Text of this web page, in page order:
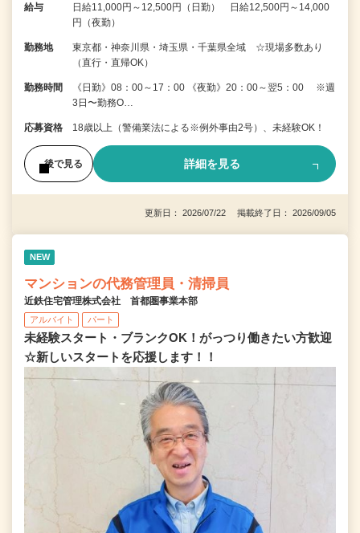
給与
日給11,000円～12,500円（日勤） 日給12,500円～14,000
円（夜勤）
勤務地
東京都・神奈川県・埼玉県・千葉県全域 ☆現場多数あり
（直行・直帰OK）
勤務時間
《日勤》08：00～17：00 《夜勤》20：00～翌5：00 ※週
3日〜勤務O…
応募資格 18歳以上（警備業法による※例外事由2号）、未経験OK！
後で見る 詳細を見る
更新日： 2026/07/22 掲載終了日： 2026/09/05
NEW
マンションの代務管理員・清掃員
近鉄住宅管理株式会社 首都圏事業本部
アルバイト パート
未経験スタート・ブランクOK！がっつり働きたい方歓迎
☆新しいスタートを応援します！！